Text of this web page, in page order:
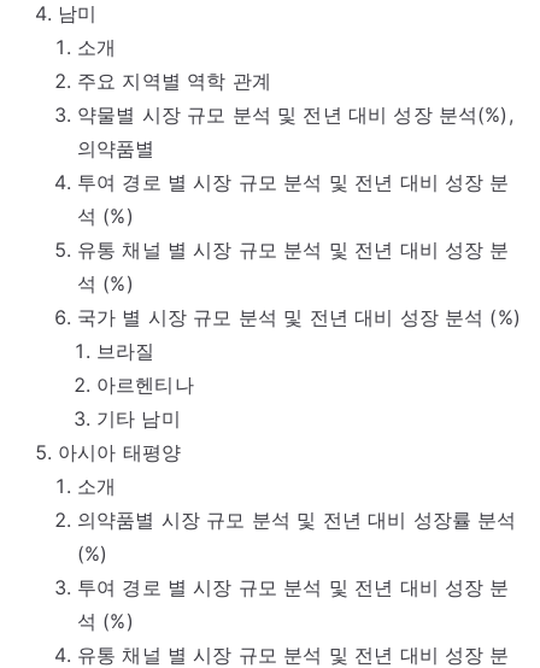
남미
소개
주요 지역별 역학 관계
약물별 시장 규모 분석 및 전년 대비 성장 분석(%),
의약품별
투여 경로 별 시장 규모 분석 및 전년 대비 성장 분
석 (%)
유통 채널 별 시장 규모 분석 및 전년 대비 성장 분
석 (%)
국가 별 시장 규모 분석 및 전년 대비 성장 분석 (%)
브라질
아르헨티나
기타 남미
아시아 태평양
소개
의약품별 시장 규모 분석 및 전년 대비 성장률 분석
(%)
투여 경로 별 시장 규모 분석 및 전년 대비 성장 분
석 (%)
유통 채널 별 시장 규모 분석 및 전년 대비 성장 분